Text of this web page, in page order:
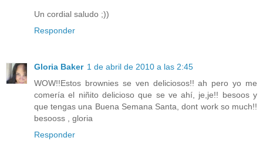
Un cordial saludo ;))
Responder
Gloria Baker 1 de abril de 2010 a las 2:45
WOW!!Estos brownies se ven deliciosos!! ah pero yo me
comería el niñito delicioso que se ve ahí, je,je!! besoos y
que tengas una Buena Semana Santa, dont work so much!!
besooss , gloria
Responder